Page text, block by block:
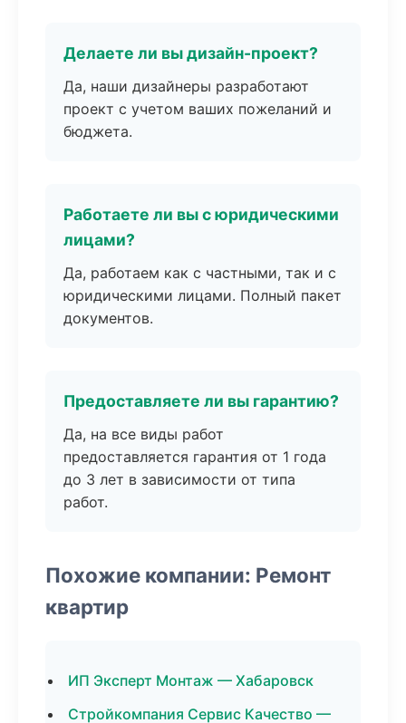
Делаете ли вы дизайн-проект?
Да, наши дизайнеры разработают
проект с учетом ваших пожеланий и
бюджета.
Работаете ли вы с юридическими
лицами?
Да, работаем как с частными, так и с
юридическими лицами. Полный пакет
документов.
Предоставляете ли вы гарантию?
Да, на все виды работ
предоставляется гарантия от 1 года
до 3 лет в зависимости от типа
работ.
Похожие компании: Ремонт
квартир
ИП Эксперт Монтаж — Хабаровск
Стройкомпания Сервис Качество —